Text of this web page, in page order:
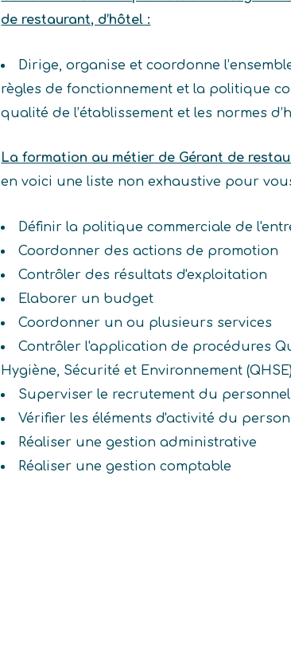
de restaurant, d’hôtel :
Dirige, organise et coordonne
règles de fonctionnement et la politique
qualité de l’établissement et les normes
La formation au métier de Gérant de
en voici une liste non exhaustive pour
Définir la politique commerciale de
Coordonner des actions de promotion
Contrôler des résultats d'exploitation
Elaborer un budget
Coordonner un ou plusieurs services
Contrôler l'application de procédures
Hygiène, Sécurité et Environnement (QHSE)
Superviser le recrutement du personnel
Vérifier les éléments d'activité du
Réaliser une gestion administrative
Réaliser une gestion comptable